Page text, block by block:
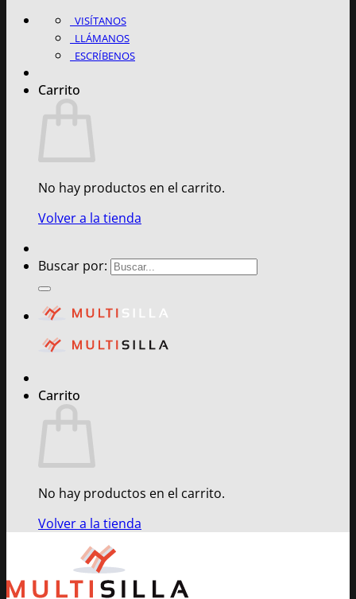
VISÍTANOS
LLÁMANOS
ESCRÍBENOS
Carrito
No hay productos en el carrito.
Volver a la tienda
Buscar por:
Carrito
No hay productos en el carrito.
Volver a la tienda